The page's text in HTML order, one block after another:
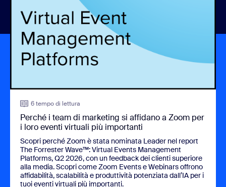
6 tempo di lettura
Perché i team di marketing si affidano a Zoom per
i loro eventi virtuali più importanti
Scopri perché Zoom è stata nominata Leader nel report
The Forrester Wave™: Virtual Events Management
Platforms, Q2 2026, con un feedback dei clienti superiore
alla media. Scopri come Zoom Events e Webinars offrono
affidabilità, scalabilità e produttività potenziata dall’IA per i
tuoi eventi virtuali più importanti.